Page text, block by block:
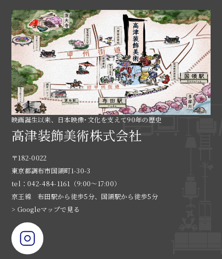
映画誕生以来、日本映像･文化を支えて90年の歴史
高津装飾美術株式会社
〒182-0022
東京都調布市国領町1-30-3
tel：042-484-1161（9:00〜17:00）
京王線 布田駅から徒歩5分、国領駅から徒歩5分
> Googleマップで見る